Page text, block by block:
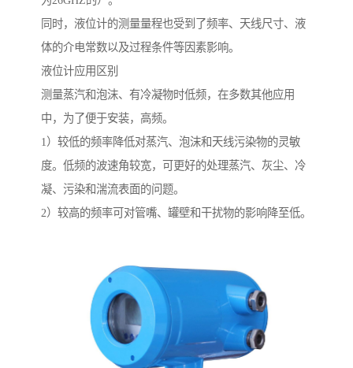
同时，液位计的测量量程也受到了频率、天线尺寸、液
体的介电常数以及过程条件等因素影响。
液位计应用区别
测量蒸汽和泡沫、有冷凝物时低频，在多数其他应用
中，为了便于安装，高频。
1）较低的频率降低对蒸汽、泡沫和天线污染物的灵敏
度。低频的波速角较宽，可更好的处理蒸汽、灰尘、冷
凝、污染和湍流表面的问题。
2）较高的频率可对管嘴、罐壁和干扰物的影响降至低。